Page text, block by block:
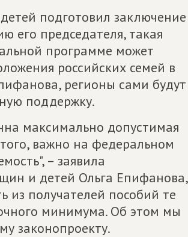
подготовил заключение
его председателя, такая
программе может
российских семей в
регионы сами будут
поддержку.
максимально допустимая
важно на федеральном
– заявила
и детей Ольга Епифанова,
из получателей пособий те
минимума. Об этом мы
законопроекту.